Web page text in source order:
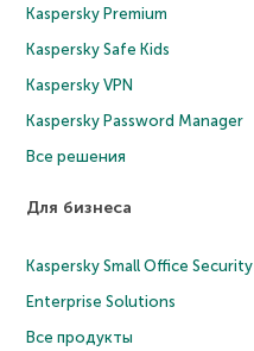
Kaspersky Premium
Kaspersky Safe Kids
Kaspersky VPN
Kaspersky Password Manager
Все решения
Для бизнеса
Kaspersky Small Office Security
Enterprise Solutions
Все продукты